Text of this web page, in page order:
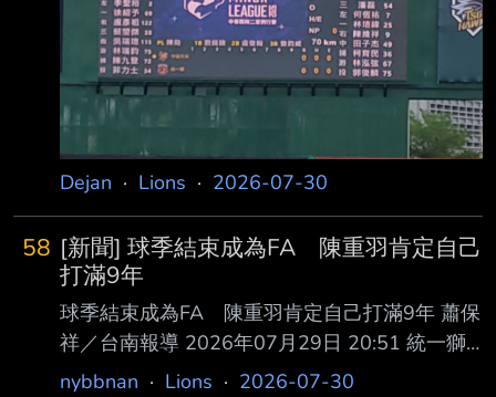
Dejan · Lions · 2026-07-30
58 [新聞] 球季結束成為FA 陳重羽肯定自己
打滿9年
球季結束成為FA 陳重羽肯定自己打滿9年 蕭保
祥／台南報導 2026年07月29日 20:51 統一獅
近年捕手戰力很有市場價值，台鋼雄鷹擴編選秀
nybbnan · Lions · 2026-07-30